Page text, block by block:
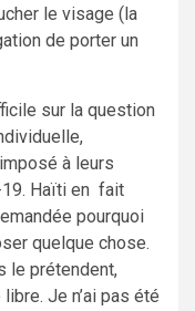
le visage (la
de porter un
sur la question
à leurs
19. Haïti en fait
pourquoi
quelque chose.
le prétendent,
Je n’ai pas été